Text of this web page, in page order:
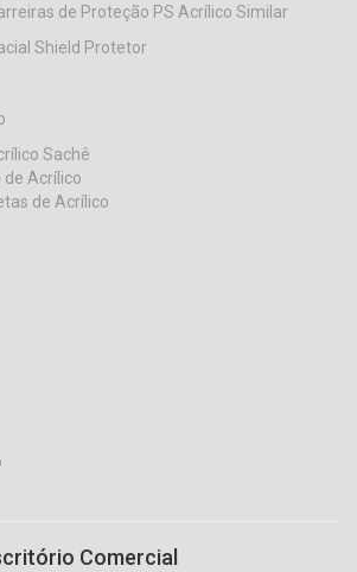
de Proteção PS Acrílico Similar
Shield Protetor
Sachê
de Acrílico
de Acrílico
Comercial